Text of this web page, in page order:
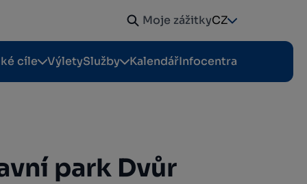
Moje zážitkyCZ
cíle VýletySlužby KalendářInfocentra
park Dvůr